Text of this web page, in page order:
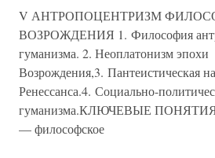
V АНТРОПОЦЕНТРИЗМ
ВОЗРОЖДЕНИЯ 1. Философия
гуманизма. 2. Неоплатонизм эпохи
Возрождения,3. Пантеистическая
Ренессанса.4. Социально-
гуманизма.КЛЮЧЕВЫЕ
— философское